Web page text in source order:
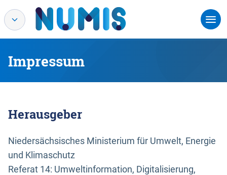
Impressum
Herausgeber
Niedersächsisches Ministerium für Umwelt, Energie
und Klimaschutz
Referat 14: Umweltinformation, Digitalisierung,